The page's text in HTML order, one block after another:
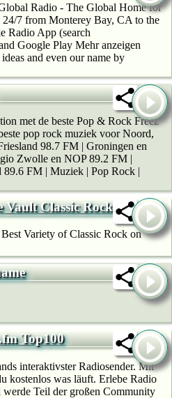
Radio - The Global Home for
24/7 from Monterey Bay, CA to the
Radio App (search
Google Play Mehr anzeigen
and even our name by
met de beste Pop & Rock Freez
pop rock muziek voor Noord,
98.7 FM | Groningen en
Zwolle en NOP 89.2 FM |
FM | Muziek | Pop Rock |
Vault Classic Rock
Variety of Classic Rock on
Top100
interaktivster Radiosender. Mit
kostenlos was läuft. Erlebe Radio
werde Teil der großen Community